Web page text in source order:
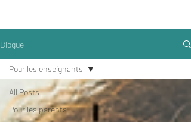
Blogue
All Posts
Pour les parents
Pour les enseignants